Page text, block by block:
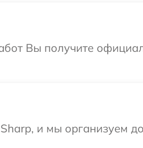
Вы получите
и мы организуем